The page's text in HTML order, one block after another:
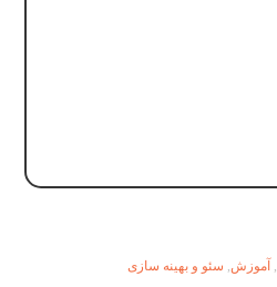
, آموزش, سئو و بهینه سازی